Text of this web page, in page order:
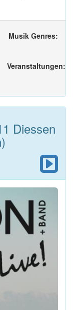
Musik Genres:
Veranstaltungen:
Diessen